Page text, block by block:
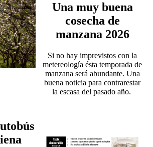
Una muy buena
cosecha de
manzana 2026
Si no hay imprevistos con la
metereología ésta temporada de
manzana será abundante. Una
buena noticia para contrarestar
la escasa del pasado año.